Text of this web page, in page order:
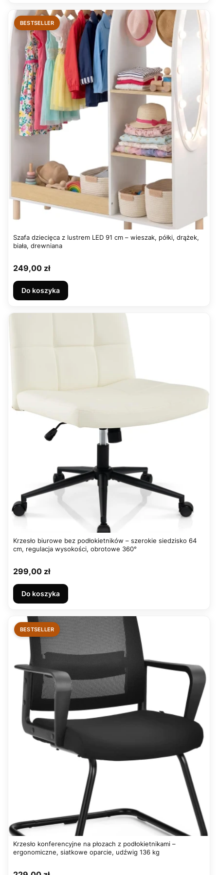
BESTSELLER
Szafa dziecięca z lustrem LED 91 cm – wieszak, półki, drążek,
biała, drewniana
Cena
249,00 zł
Do koszyka
Krzesło biurowe bez podłokietników – szerokie siedzisko 64
cm, regulacja wysokości, obrotowe 360°
Cena
299,00 zł
Do koszyka
BESTSELLER
Krzesło konferencyjne na płozach z podłokietnikami –
ergonomiczne, siatkowe oparcie, udźwig 136 kg